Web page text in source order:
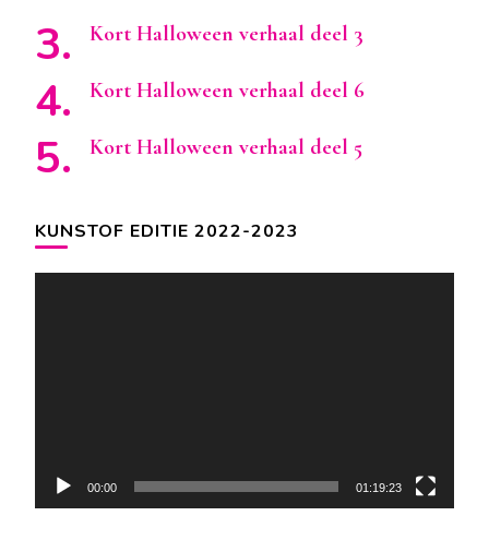
Kort Halloween verhaal deel 3
Kort Halloween verhaal deel 6
Kort Halloween verhaal deel 5
KUNSTOF EDITIE 2022-2023
00:00 01:19:23